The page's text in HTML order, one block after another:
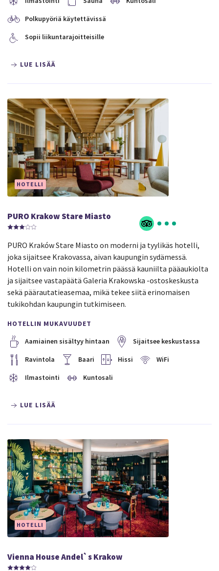
Polkupyöriä käytettävissä
Sopii liikuntarajoitteisille
LUE LISÄÄ
HOTELLI
PURO Krakow Stare Miasto
PURO Kraków Stare Miasto on moderni ja tyylikäs hotelli,
joka sijaitsee Krakovassa, aivan kaupungin sydämessä.
Hotelli on vain noin kilometrin päässä kauniilta pääaukiolta
ja sijaitsee vastapäätä Galeria Krakowska -ostoskeskusta
sekä päärautatieasemaa, mikä tekee siitä erinomaisen
tukikohdan kaupungin tutkimiseen.
HOTELLIN MUKAVUUDET
Aamiainen sisältyy hintaan
Sijaitsee keskustassa
Ravintola Baari Hissi WiFi
Ilmastointi Kuntosali
LUE LISÄÄ
HOTELLI
Vienna House Andel`s Krakow